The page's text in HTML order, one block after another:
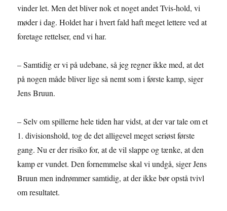
vinder let. Men det bliver nok et noget andet Tvis-hold, vi
møder i dag. Holdet har i hvert fald haft meget lettere ved at
foretage rettelser, end vi har.
– Samtidig er vi på udebane, så jeg regner ikke med, at det
på nogen måde bliver lige så nemt som i første kamp, siger
Jens Bruun.
– Selv om spillerne hele tiden har vidst, at der var tale om et
1. divisionshold, tog de det alligevel meget seriøst første
gang. Nu er der risiko for, at de vil slappe og tænke, at den
kamp er vundet. Den fornemmelse skal vi undgå, siger Jens
Bruun men indrømmer samtidig, at der ikke bør opstå tvivl
om resultatet.